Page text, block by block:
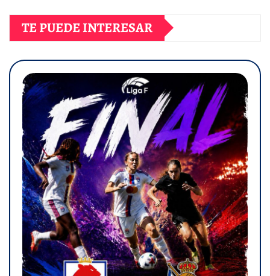
TE PUEDE INTERESAR